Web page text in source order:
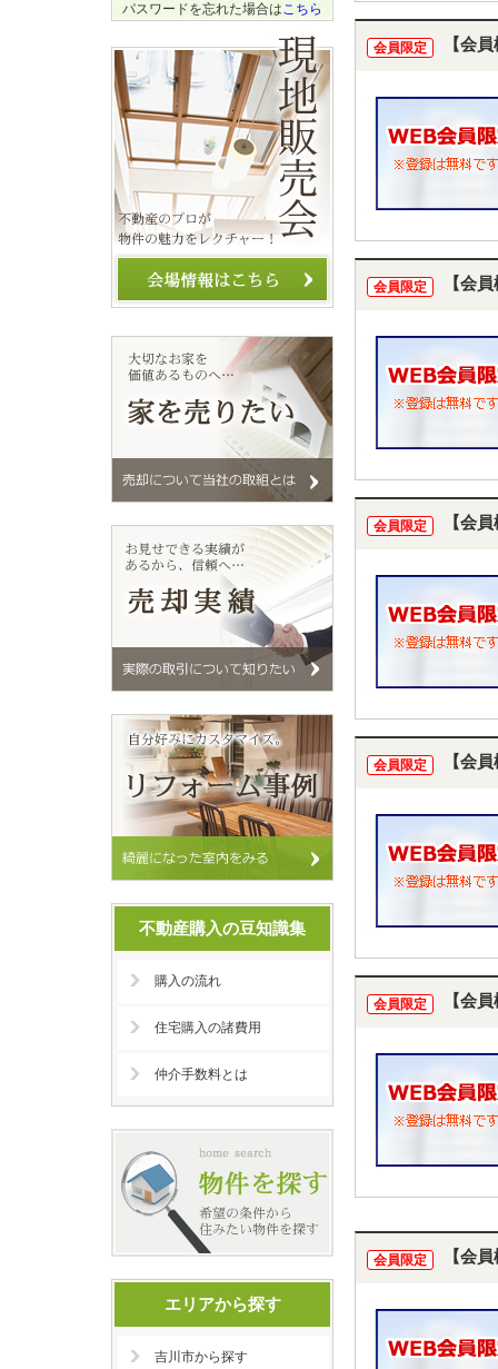
会員限定 【会
会員限定 【会
会員限定 【会
会員限定 【会
会員限定 【会
会員限定 【会
パスワードを忘れた場合はこちら
不動産購入の豆知識集
購入の流れ
住宅購入の諸費用
仲介手数料とは
エリアから探す
吉川市から探す